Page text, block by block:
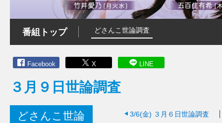
番組トップ どさんこ世論調査
Facebook X LINE
３月９日世論調査
3/6(金) ３月６日世論調査
どさんこ世論